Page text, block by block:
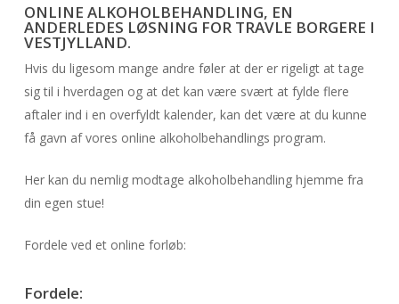
ONLINE ALKOHOLBEHANDLING, EN
ANDERLEDES LØSNING FOR TRAVLE BORGERE I
VESTJYLLAND.
Hvis du ligesom mange andre føler at der er rigeligt at tage
sig til i hverdagen og at det kan være svært at fylde flere
aftaler ind i en overfyldt kalender, kan det være at du kunne
få gavn af vores online alkoholbehandlings program.
Her kan du nemlig modtage alkoholbehandling hjemme fra
din egen stue!
Fordele ved et online forløb:
Fordele: